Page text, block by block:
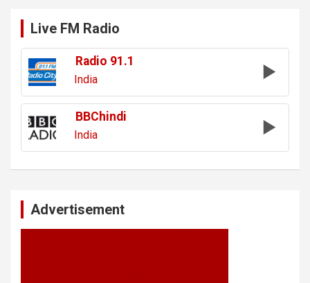
Live FM Radio
Radio 91.1
India
BBChindi
India
Advertisement